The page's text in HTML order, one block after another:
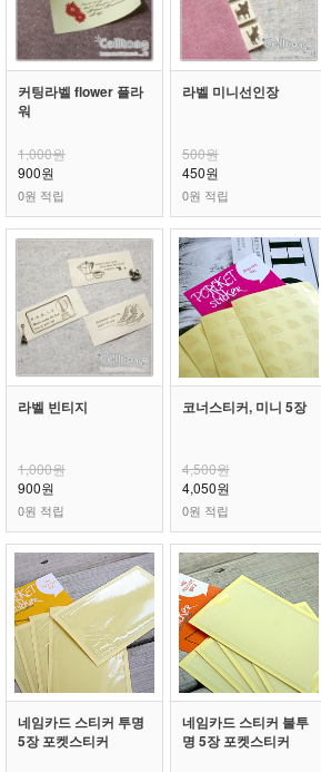
커팅라벨 flower 플라
워
1,000원
900원
0원 적립
라벨 미니선인장
500원
450원
0원 적립
라벨 빈티지
1,000원
900원
0원 적립
코너스티커, 미니 5장
4,500원
4,050원
0원 적립
네임카드 스티커 투명
5장 포켓스티커
네임카드 스티커 불투
명 5장 포켓스티커